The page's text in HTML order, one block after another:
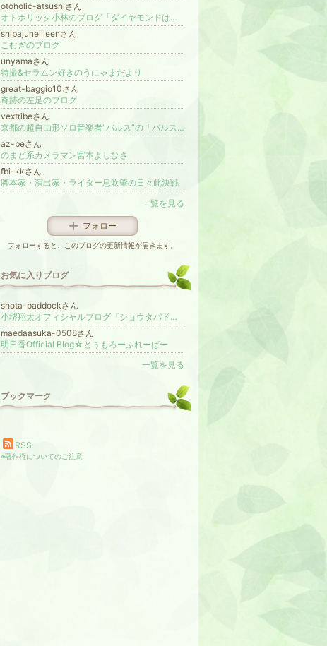
otoholic-atsushiさん
オトホリック小林のブログ「ダイヤモンドは砕け散る」
shibajuneilleenさん
こむぎのブログ
unyamaさん
特撮&セラムン好きのうにゃまだより
great-baggio10さん
奇跡の左足のブログ
vextribeさん
京都の超自由形ソロ音楽者”バルス”の「バルスティックBLOG」
az-beさん
のまど系カメラマン宮本よしひさ
fbi-kkさん
脚本家・演出家・ライター息吹肇の日々此決戦
一覧を見る
フォロー
フォローすると、このブログの更新情報が届きます。
お気に入りブログ
shota-paddockさん
小堺翔太オフィシャルブログ『ショウタパドック』Powered by Ameba
maedaasuka-0508さん
明日香Official Blog☆とぅもろーふれーばー
一覧を見る
ブックマーク
RSS
※著作権についてのご注意